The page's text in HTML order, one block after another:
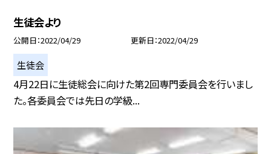
生徒会より
公開日 2022/04/29 更新日 2022/04/29
生徒会
4月22日に生徒総会に向けた第2回専門委員会を行いまし
た。各委員会では先日の学級...